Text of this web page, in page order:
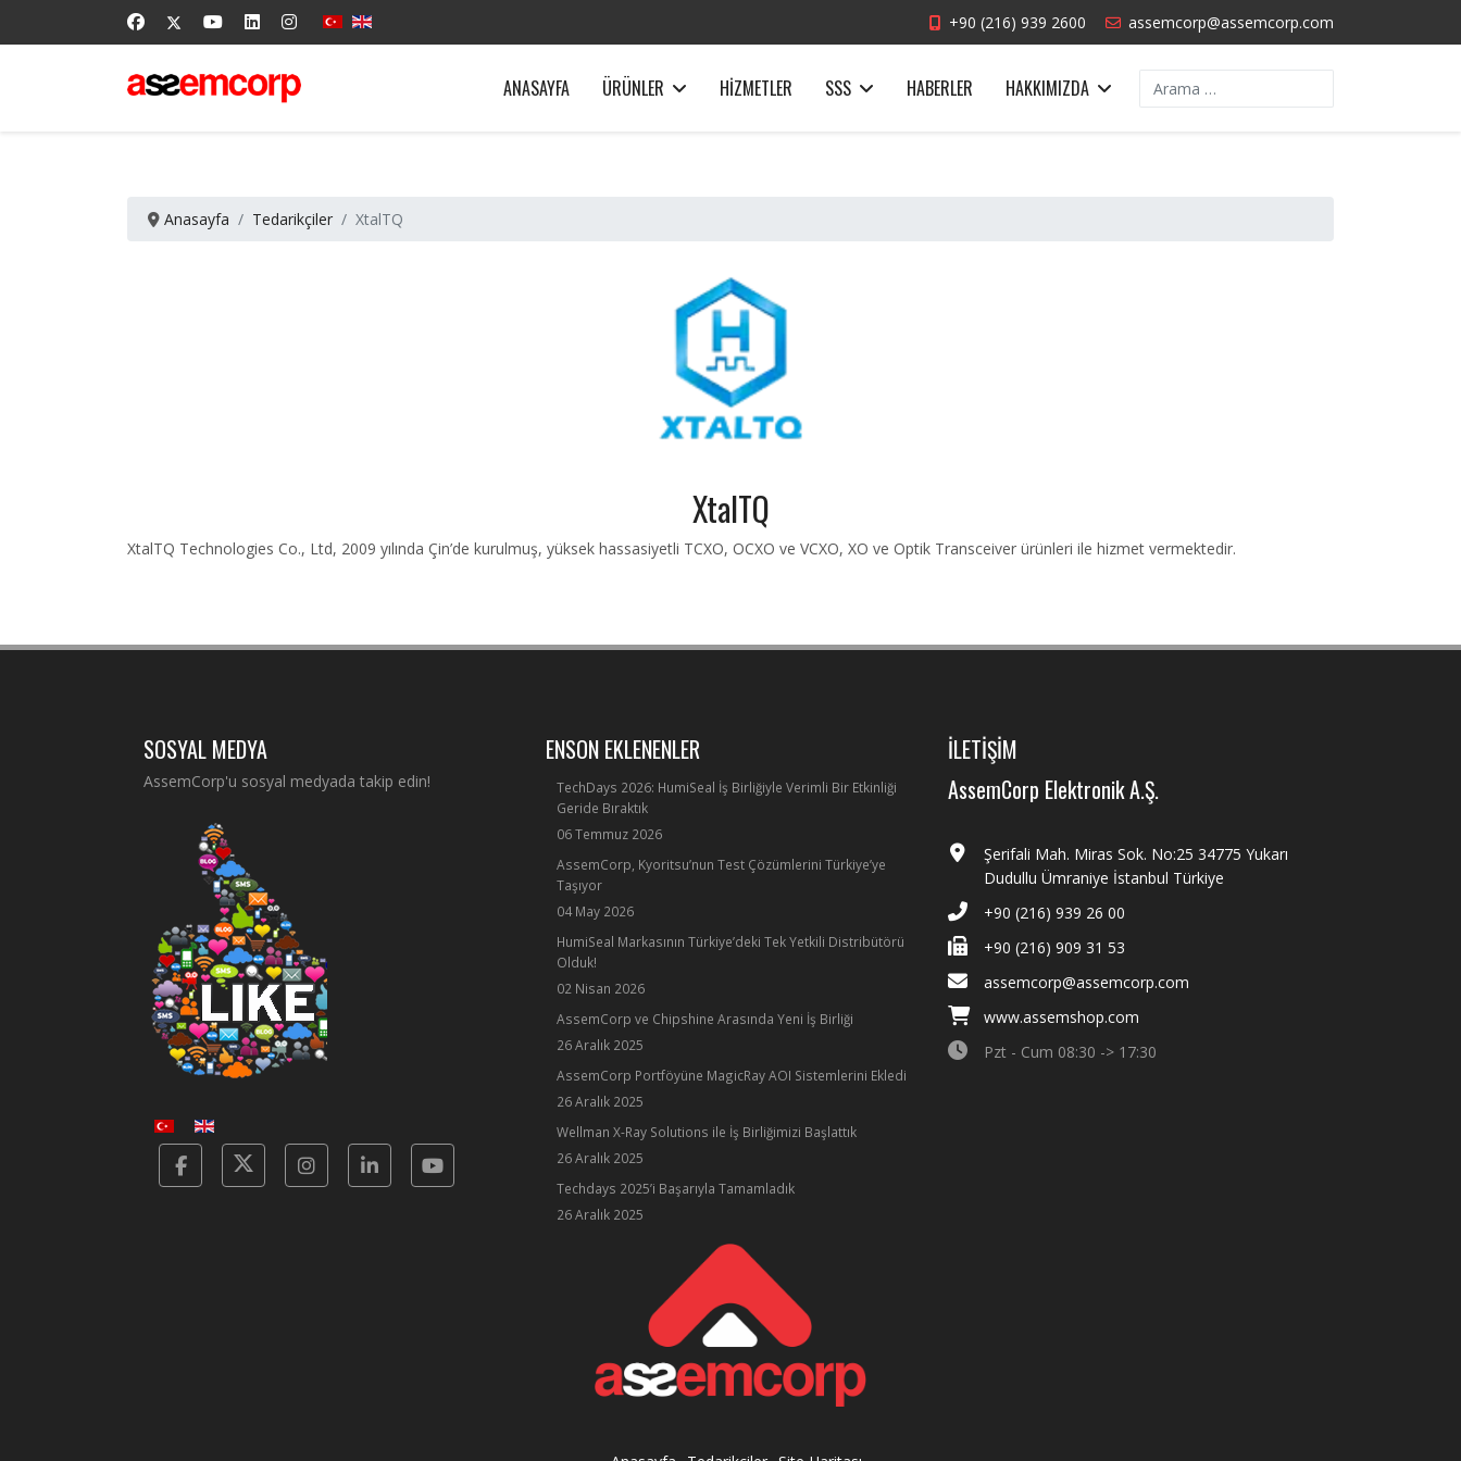
+90 (216) 939 2600 assemcorp@assemcorp.com
ANASAYFA ÜRÜNLER HIZMETLER SSS HABERLER HAKKIMIZDA Arama
Anasayfa Tedarikçiler XtalTQ
XtalTQ
XtalTQ Technologies Co., Ltd, 2009 yılında Çin’de kurulmuş, yüksek hassasiyetli TCXO, OCXO ve VCXO, XO ve Optik Transceiver ürünleri ile hizmet vermektedir.
SOSYAL MEDYA
AssemCorp'u sosyal medyada takip edin!
FacebookTwitterInstagramLinkedinYotube
ENSON EKLENENLER
TechDays 2026: HumiSeal İş Birliğiyle Verimli Bir Etkinliği
Geride Bıraktık
06 Temmuz 2026
AssemCorp, Kyoritsu’nun Test Çözümlerini Türkiye’ye
Taşıyor
04 May 2026
HumiSeal Markasının Türkiye’deki Tek Yetkili Distribütörü
Olduk!
02 Nisan 2026
AssemCorp ve Chipshine Arasında Yeni İş Birliği
26 Aralık 2025
AssemCorp Portföyüne MagicRay AOI Sistemlerini Ekledi
26 Aralık 2025
Wellman X-Ray Solutions ile İş Birliğimizi Başlattık
26 Aralık 2025
Techdays 2025’i Başarıyla Tamamladık
26 Aralık 2025
İLETİŞİM
AssemCorp Elektronik A.Ş.
Şerifali Mah. Miras Sok. No:25 34775 Yukarı
Dudullu Ümraniye İstanbul Türkiye
+90 (216) 939 26 00
+90 (216) 909 31 53
assemcorp@assemcorp.com
www.assemshop.com
Pzt - Cum 08:30 -> 17:30